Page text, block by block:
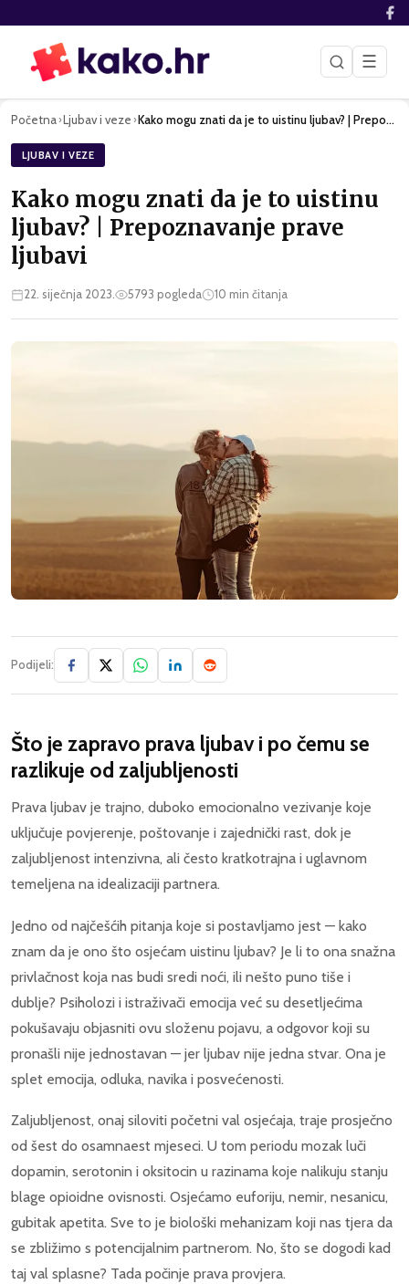
☰
Početna›Ljubav i veze › Kako mogu znati da je to uistinu ljubav? | Prepoznavanje pra…
LJUBAV I VEZE
Kako mogu znati da je to uistinu
ljubav? | Prepoznavanje prave
ljubavi
22. siječnja 2023. 5793 pogleda 10 min čitanja
Podijeli:
Što je zapravo prava ljubav i po čemu se
razlikuje od zaljubljenosti
Prava ljubav je trajno, duboko emocionalno vezivanje koje
uključuje povjerenje, poštovanje i zajednički rast, dok je
zaljubljenost intenzivna, ali često kratkotrajna i uglavnom
temeljena na idealizaciji partnera.
Jedno od najčešćih pitanja koje si postavljamo jest — kako
znam da je ono što osjećam uistinu ljubav? Je li to ona snažna
privlačnost koja nas budi sredi noći, ili nešto puno tiše i
dublje? Psiholozi i istraživači emocija već su desetljećima
pokušavaju objasniti ovu složenu pojavu, a odgovor koji su
pronašli nije jednostavan — jer ljubav nije jedna stvar. Ona je
splet emocija, odluka, navika i posvećenosti.
Zaljubljenost, onaj siloviti početni val osjećaja, traje prosječno
od šest do osamnaest mjeseci. U tom periodu mozak luči
dopamin, serotonin i oksitocin u razinama koje nalikuju stanju
blage opioidne ovisnosti. Osjećamo euforiju, nemir, nesanicu,
gubitak apetita. Sve to je biološki mehanizam koji nas tjera da
se zbližimo s potencijalnim partnerom. No, što se dogodi kad
taj val splasne? Tada počinje prava provjera.